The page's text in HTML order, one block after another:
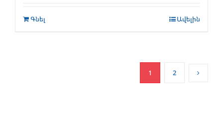
Գնել Ավելին
1 2